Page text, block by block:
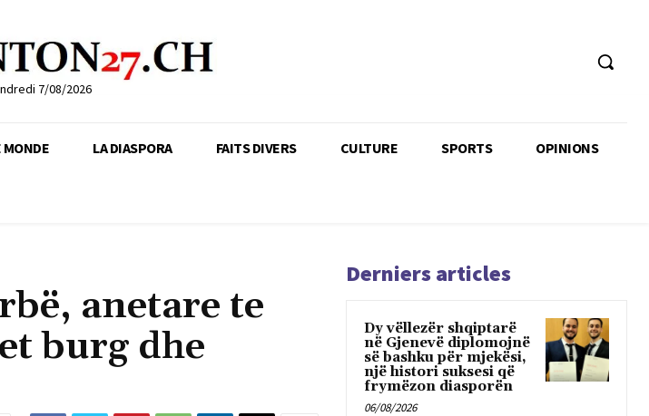
7/08/2026
MONDE LA DIASPORA FAITS DIVERS CULTURE SPORTS OPINIONS
anetare te
burg dhe
Derniers articles
Dy vëllezër shqiptarë
në Gjenevë diplomojnë
së bashku për mjekësi,
një histori suksesi që
frymëzon diasporën
06/08/2026